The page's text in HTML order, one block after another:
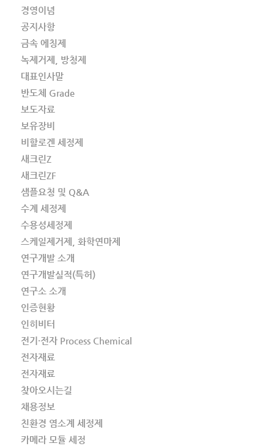
경영이념
공지사항
금속 에칭제
녹제거제, 방청제
대표인사말
반도체 Grade
보도자료
보유장비
비할로겐 세정제
새크린Z
새크린ZF
샘플요청 및 Q&A
수계 세정제
수용성세정제
스케일제거제, 화학연마제
연구개발 소개
연구개발실적(특허)
연구소 소개
인증현황
인히비터
전기·전자 Process Chemical
전자재료
전자재료
찾아오시는길
채용정보
친환경 염소계 세정제
카메라 모듈 세정